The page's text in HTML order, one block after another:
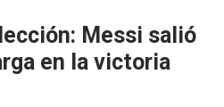
Messi salió
en la victoria